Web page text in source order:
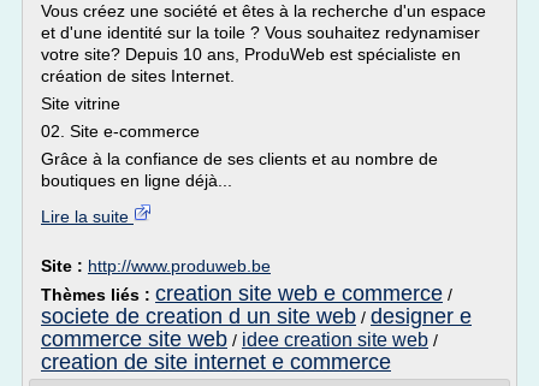
Vous créez une société et êtes à la recherche d'un espace
et d'une identité sur la toile ? Vous souhaitez redynamiser
votre site? Depuis 10 ans, ProduWeb est spécialiste en
création de sites Internet.
Site vitrine
02. Site e-commerce
Grâce à la confiance de ses clients et au nombre de
boutiques en ligne déjà...
Lire la suite
Site : http://www.produweb.be
Thèmes liés : creation site web e commerce /
societe de creation d un site web / designer e
commerce site web / idee creation site web /
creation de site internet e commerce